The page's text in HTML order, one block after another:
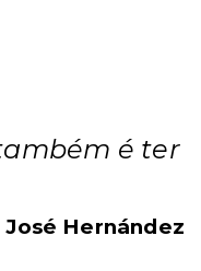
é ter
José Hernández